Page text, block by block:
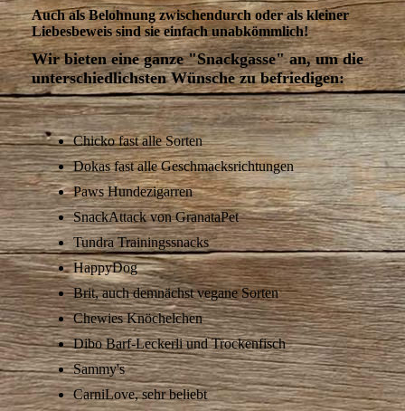
Auch als Belohnung zwischendurch oder als kleiner
Liebesbeweis sind sie einfach unabkömmlich!
Wir bieten eine ganze "Snackgasse" an, um die
unterschiedlichsten Wünsche zu befriedigen:
Chicko fast alle Sorten
Dokas fast alle Geschmacksrichtungen
Paws Hundezigarren
SnackAttack von GranataPet
Tundra Trainingssnacks
HappyDog
Brit, auch demnächst vegane Sorten
Chewies Knöchelchen
Dibo Barf-Leckerli und Trockenfisch
Sammy's
CarniLove, sehr beliebt